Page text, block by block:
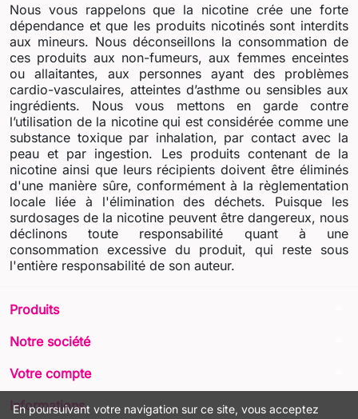
En poursuivant votre navigation sur ce site, vous acceptez
Nous vous rappelons que la nicotine crée une forte
dépendance et que les produits nicotinés sont interdits
aux mineurs. Nous déconseillons la consommation de
ces produits aux non-fumeurs, aux femmes enceintes
ou allaitantes, aux personnes ayant des problèmes
cardio-vasculaires, atteintes d’asthme ou sensibles aux
ingrédients. Nous vous mettons en garde contre
l’utilisation de la nicotine qui est considérée comme une
substance toxique par inhalation, par contact avec la
peau et par ingestion. Les produits contenant de la
nicotine ainsi que leurs récipients doivent être éliminés
d'une manière sûre, conformément à la règlementation
locale liée à l'élimination des déchets. Puisque les
surdosages de la nicotine peuvent être dangereux, nous
déclinons toute responsabilité quant à une
consommation excessive du produit, qui reste sous
l'entière responsabilité de son auteur.
Produits
Notre société
Votre compte
Informations